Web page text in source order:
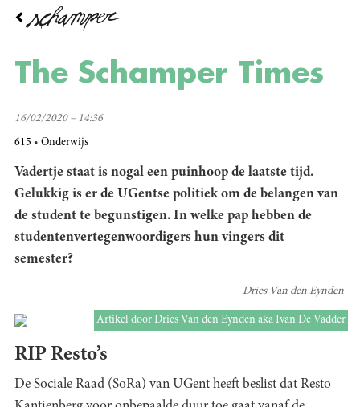
Overslaan
The Schamper Times
16/02/2020 – 14:36
615 Onderwijs
Vadertje staat is nogal een puinhoop de laatste tijd.
Gelukkig is er de UGentse politiek om de belangen van
de student te begunstigen. In welke pap hebben de
studentenvertegenwoordigers hun vingers dit
semester?
Dries Van den Eynden
Artikel door Dries Van den Eynden aka Ivan De Vadder
RIP Resto’s
De Sociale Raad (SoRa) van UGent heeft beslist dat Resto